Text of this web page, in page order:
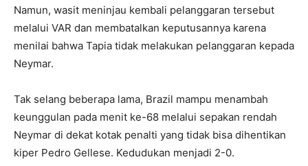
Namun, wasit meninjau kembali pelanggaran tersebut
melalui VAR dan membatalkan keputusannya karena
menilai bahwa Tapia tidak melakukan pelanggaran kepada
Neymar.
Tak selang beberapa lama, Brazil mampu menambah
keunggulan pada menit ke-68 melalui sepakan rendah
Neymar di dekat kotak penalti yang tidak bisa dihentikan
kiper Pedro Gellese. Kedudukan menjadi 2-0.